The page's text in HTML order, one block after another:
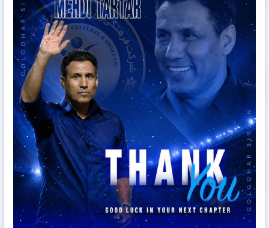
دستیاری علی دایی در
پرسپولیس را دارد.
گل‌گهر با انتشار پوستری و عبارت «تنک کیو»، از زحمات تارتار قدردانی و برای
او در پرسپولیس آرزوی موفقیت کرد.
تارتار در گل‌گهر دو فصل موفق داشت و تیم را به رتبه‌های چهارم و پنجملیگ
برتر رساند.
او که از کودکی هوادار پرسپولیس بوده، می‌گوید ۱۸ یا ۱۹ سال برای هدایت تیم
محبوبش صبر کرده تا به آرزوی قلبی‌اش دست یابد.